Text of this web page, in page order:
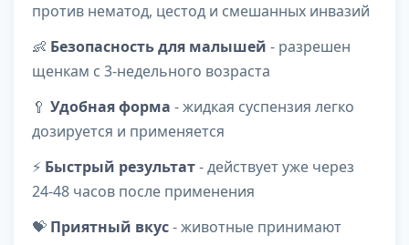
против нематод, цестод и смешанных инвазий
👶 Безопасность для малышей - разрешен
щенкам с 3-недельного возраста
🥄 Удобная форма - жидкая суспензия легко
дозируется и применяется
⚡ Быстрый результат- действует уже через
24-48 часов после применения
💝 Приятный вкус- животные принимают